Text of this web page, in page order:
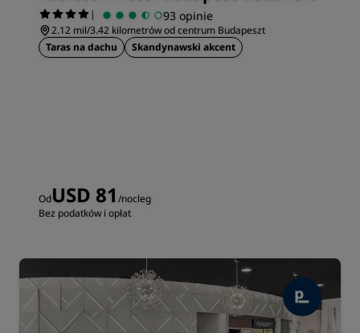
| 93 opinie
2.12 mil/3.42 kilometrów od centrum Budapeszt
Taras na dachu
Skandynawski akcent
OdUSD 81 /nocleg
Bez podatków i opłat